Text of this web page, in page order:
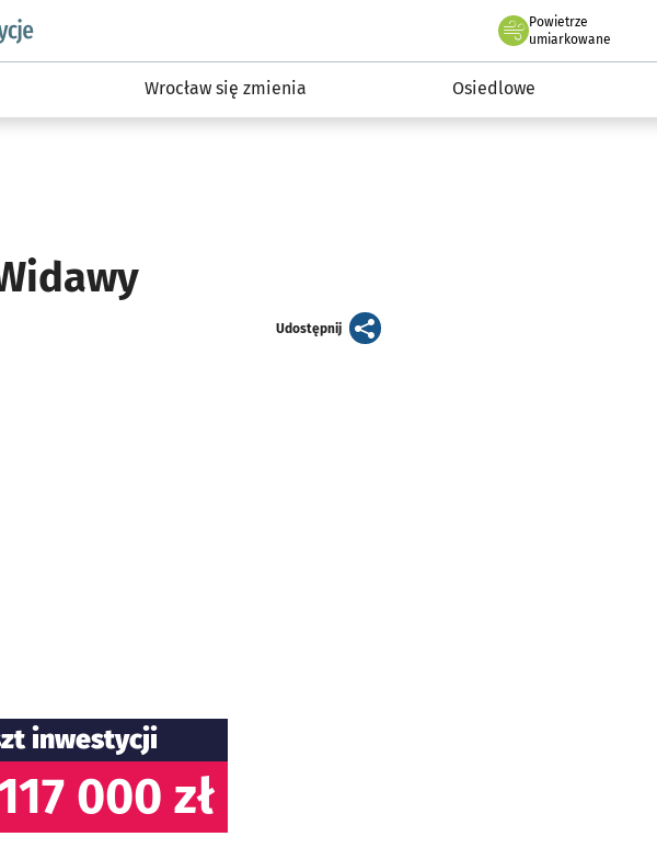
podserwis: #InwestycjeWRO - miejskie inwestycje 2019-2032
Powietrze
we Wrocławiu
umiarkowane
Wrocław się zmienia Osiedlowe
Udostępnijartykuł
inwestycji
000 zł